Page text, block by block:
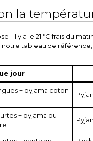
la
: il y a le 21 °C frais du
tableau de
jour
+ pyjama coton
+ pyjama ou